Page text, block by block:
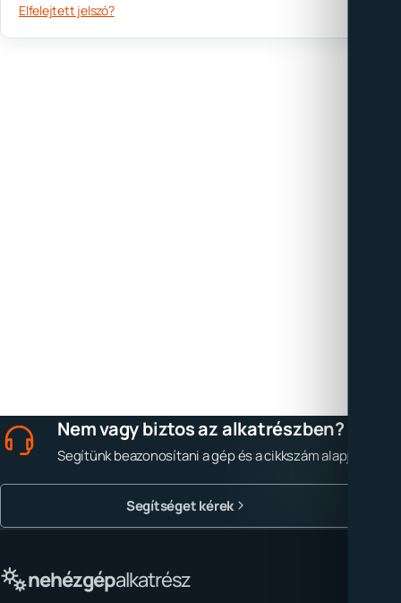
Elfelejtett jelszó?
Nem vagy biztos az alkatrészben?
Segítünk beazonosítani a gép és a cikkszám alapján.
Segítséget kérek
nehézgépalkatrész